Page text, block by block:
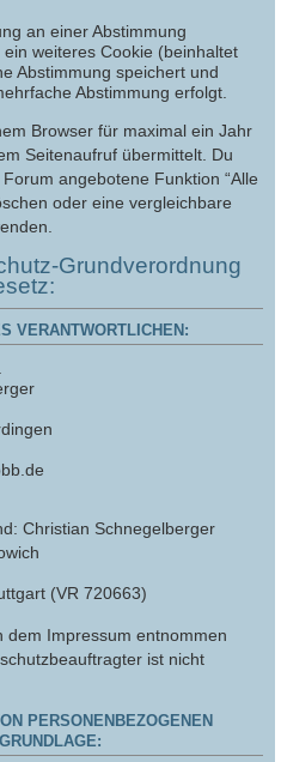
an einer Abstimmung
weiteres Cookie (beinhaltet
Abstimmung speichert und
Abstimmung erfolgt.
Browser für maximal ein Jahr
Seitenaufruf übermittelt. Du
angebotene Funktion “Alle
oder eine vergleichbare
Grundverordnung
VERANTWORTLICHEN:
Christian Schnegelberger
(VR 720663)
dem Impressum entnommen
ist nicht
PERSONENBEZOGENEN